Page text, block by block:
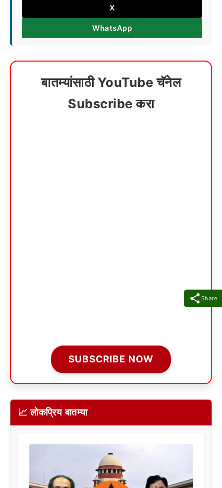
Share
X
WhatsApp
बातम्यांसाठी YouTube चॅनेल
Subscribe करा
SUBSCRIBE NOW
📈 लोकप्रिय बातम्या